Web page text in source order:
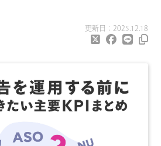
更新日：2025.12.18